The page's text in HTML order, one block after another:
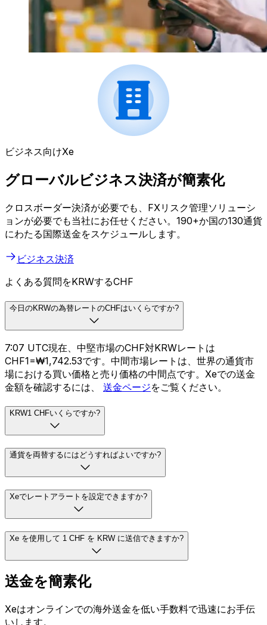
ビジネス向けXe
グローバルビジネス決済が簡素化
クロスボーダー決済が必要でも、FXリスク管理ソリューシ
ョンが必要でも当社にお任せください。190+か国の130通貨
にわたる国際送金をスケジュールします。
ビジネス決済
よくある質問をKRWするCHF
今日のKRWの為替レートのCHFはいくらですか?
7:07 UTC現在、中堅市場のCHF対KRWレートは
CHF1=₩1,742.53です。中間市場レートは、世界の通貨市
場における買い価格と売り価格の中間点です。Xeでの送金
金額を確認するには、 送金ページをご覧ください。
KRW1 CHFいくらですか?
通貨を両替するにはどうすればよいですか?
Xeでレートアラートを設定できますか?
Xe を使用して 1 CHF を KRW に送信できますか?
送金を簡素化
Xeはオンラインでの海外送金を低い手数料で迅速にお手伝
いします。